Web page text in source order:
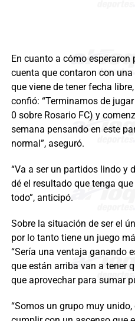
En cuanto a cómo esperaron
cuenta que contaron con
que viene de tener fecha
confió: “Terminamos de
0 sobre Rosario FC) y
semana pensando en este
normal”, aseguró.
“Va a ser un partidos lindo y
dé el resultado que tenga
todo”, anticipó.
Sobre la situación de ser el
por lo tanto tiene un juego
“Sería una ventaja ganando
que están arriba van a tener
que aprovechar para sumar
“Somos un grupo muy